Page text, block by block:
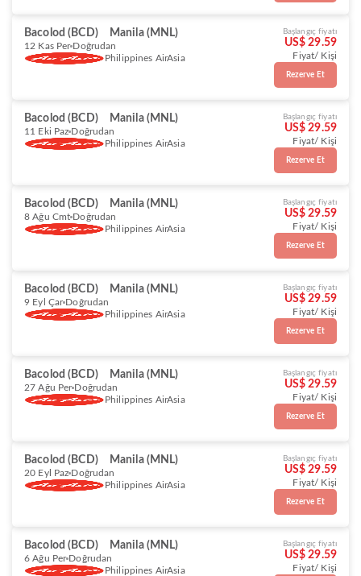
Bacolod (BCD) Manila (MNL)
12 Kas Per Doğrudan
Philippines AirAsia
Başlangıç fiyatı
US$ 29.59
Fiyat/ Kişi
Rezerve Et
Bacolod (BCD) Manila (MNL)
11 Eki Paz Doğrudan
Philippines AirAsia
Başlangıç fiyatı
US$ 29.59
Fiyat/ Kişi
Rezerve Et
Bacolod (BCD) Manila (MNL)
8 Ağu Cmt Doğrudan
Philippines AirAsia
Başlangıç fiyatı
US$ 29.59
Fiyat/ Kişi
Rezerve Et
Bacolod (BCD) Manila (MNL)
9 Eyl Çar Doğrudan
Philippines AirAsia
Başlangıç fiyatı
US$ 29.59
Fiyat/ Kişi
Rezerve Et
Bacolod (BCD) Manila (MNL)
27 Ağu Per Doğrudan
Philippines AirAsia
Başlangıç fiyatı
US$ 29.59
Fiyat/ Kişi
Rezerve Et
Bacolod (BCD) Manila (MNL)
20 Eyl Paz Doğrudan
Philippines AirAsia
Başlangıç fiyatı
US$ 29.59
Fiyat/ Kişi
Rezerve Et
Bacolod (BCD) Manila (MNL)
6 Ağu Per Doğrudan
Philippines AirAsia
Başlangıç fiyatı
US$ 29.59
Fiyat/ Kişi